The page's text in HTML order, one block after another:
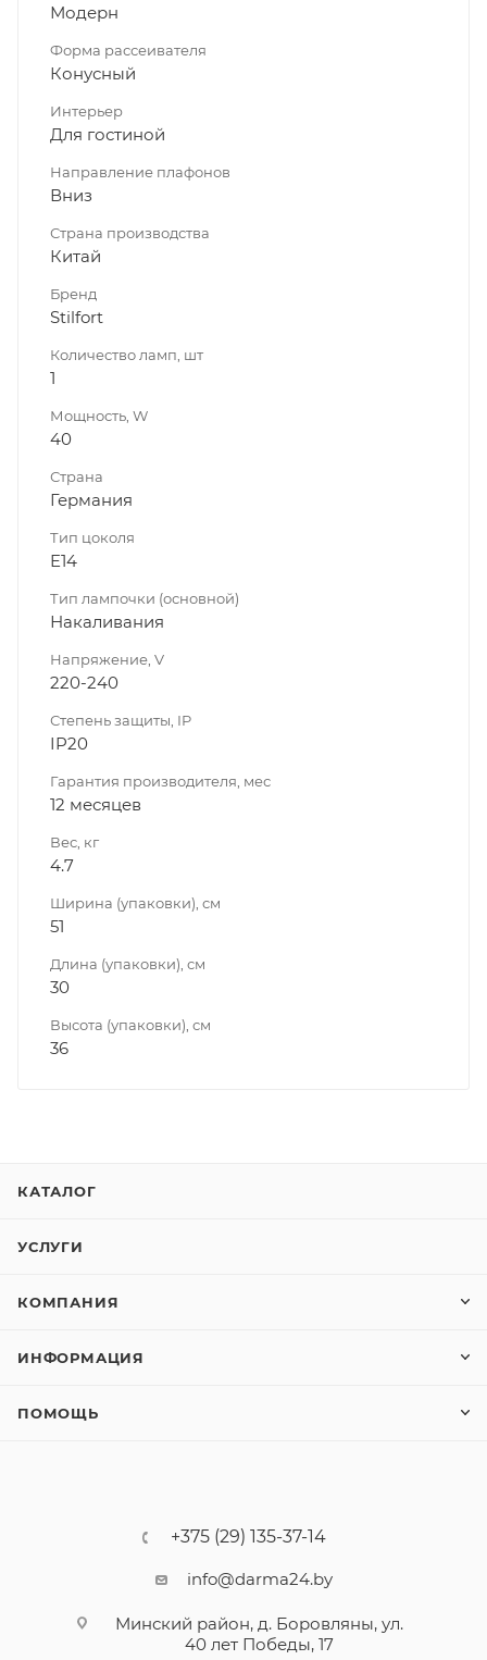
Модерн
Форма рассеивателя
Конусный
Интерьер
Для гостиной
Направление плафонов
Вниз
Страна производства
Китай
Бренд
Stilfort
Количество ламп, шт
1
Мощность, W
40
Страна
Германия
Тип цоколя
E14
Тип лампочки (основной)
Накаливания
Напряжение, V
220-240
Степень защиты, IP
IP20
Гарантия производителя, мес
12 месяцев
Вес, кг
4.7
Ширина (упаковки), см
51
Длина (упаковки), см
30
Высота (упаковки), см
36
КАТАЛОГ
УСЛУГИ
КОМПАНИЯ
ИНФОРМАЦИЯ
ПОМОЩЬ
+375 (29) 135-37-14
info@darma24.by
Минский район, д. Боровляны, ул.
40 лет Победы, 17